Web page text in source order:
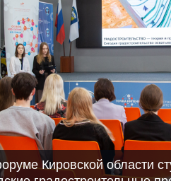
Кировской области